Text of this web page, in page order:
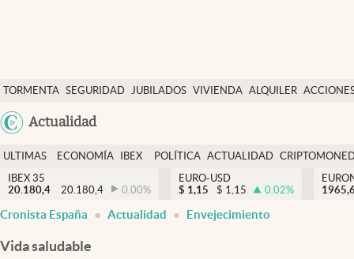
TORMENTA SEGURIDAD JUBILADOS VIVIENDA ALQUILER
USA
Actualidad
Economía y finanzas
Política
Actualidad
Criptomonedas
España
ULTIMAS
NOTICIAS
ECONOMÍA
FINANZAS
IBEX
EURO
POLÍTICA ACTUALIDAD
IBEX 35
20.180,4
20.180,4 0.00%
EURO-USD
$ 1,15 $ 1,15 0.02%
Cronista España Actualidad Envejecimiento
Vida saludable